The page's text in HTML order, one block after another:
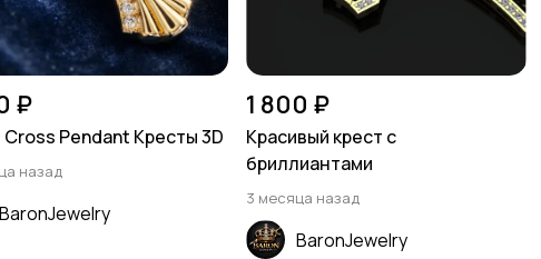
₽
Cross Pendant Кресты 3D
назад
BaronJewelry
1 800 ₽
Красивый крест с
бриллиантами
3 месяца назад
BaronJewelry